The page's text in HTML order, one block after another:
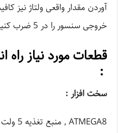
آوردن مقدار واقعی ولتاژ نیز
خروجی سنسور را در 5 ضرب کنیم.
:
سخت افزار :